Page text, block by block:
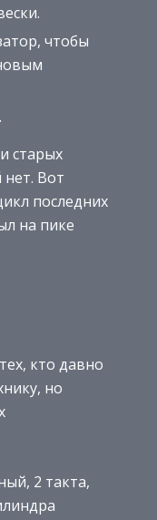
чтобы
старых
Вот
последних
на пике
кто давно
но
2 такта,